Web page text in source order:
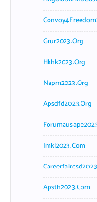
Grur2023.org
Hkhk2023.org
Napm2023.org
Apsdfd2023.org
Imkl2023.com
Apsth2023.com